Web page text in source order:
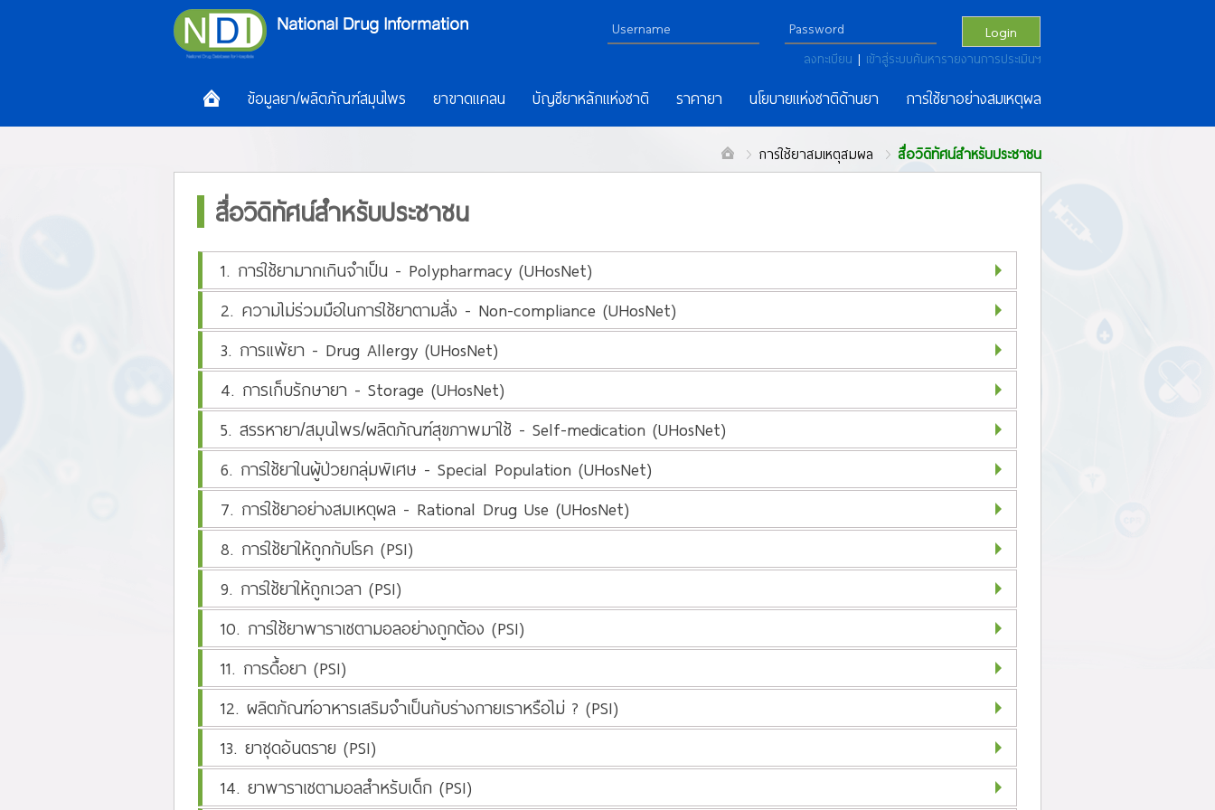
Login
ลงทะเบียน | เข้าสู่ระบบค้นหารายงานการประเมินฯ
ข้อมูลยา/ผลิตภัณฑ์สมุนไพร ยาขาดแคลน บัญชียาหลักแห่งชาติ ราคายา นโยบายแห่งชาติด้านยา การใช้ยาอย่างสมเหตุผล
การใช้ยาสมเหตุสมผล สื่อวิดิทัศน์สำหรับประชาชน
สื่อวิดิทัศน์สำหรับประชาชน
1. การใช้ยามากเกินจำเป็น - Polypharmacy (UHosNet)
2. ความไม่ร่วมมือในการใช้ยาตามสั่ง - Non-compliance (UHosNet)
3. การแพ้ยา - Drug Allergy (UHosNet)
4. การเก็บรักษายา - Storage (UHosNet)
5. สรรหายา/สมุนไพร/ผลิตภัณฑ์สุขภาพมาใช้ - Self-medication (UHosNet)
6. การใช้ยาในผู้ป่วยกลุ่มพิเศษ - Special Population (UHosNet)
7. การใช้ยาอย่างสมเหตุผล - Rational Drug Use (UHosNet)
8. การใช้ยาให้ถูกกับโรค (PSI)
9. การใช้ยาให้ถูกเวลา (PSI)
10. การใช้ยาพาราเซตามอลอย่างถูกต้อง (PSI)
11. การดื้อยา (PSI)
12. ผลิตภัณฑ์อาหารเสริมจำเป็นกับร่างกายเราหรือไม่ ? (PSI)
13. ยาชุดอันตราย (PSI)
14. ยาพาราเซตามอลสำหรับเด็ก (PSI)